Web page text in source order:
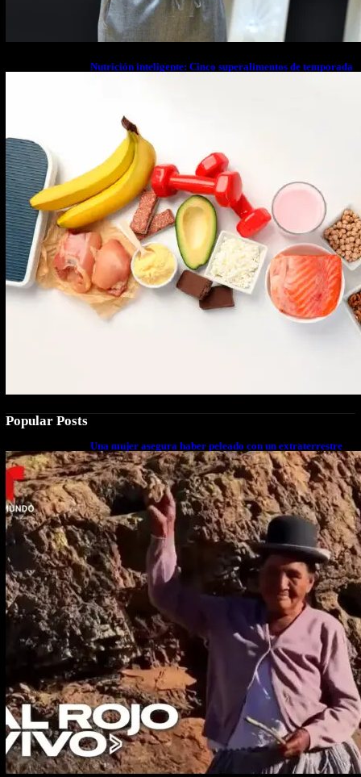
Nutrición inteligente: Cinco superalimentos de temporada
Popular Posts
Una mujer asegura haber peleado con un extraterrestre
cuerpo a cuerpo